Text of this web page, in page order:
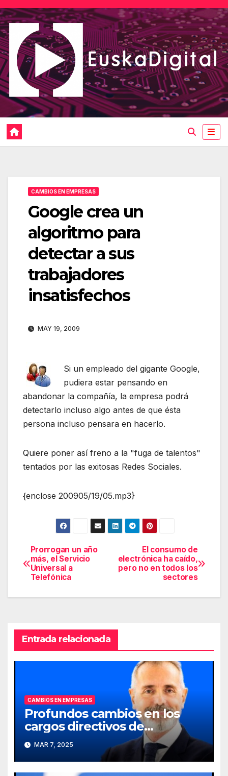
Saltar
al
contenido
CAMBIOS EN EMPRESAS
Google crea un
algoritmo para
detectar a sus
trabajadores
insatisfechos
MAY 19, 2009
Si un empleado del gigante Google,
pudiera estar pensando en
abandonar la compañía, la empresa podrá
detectarlo incluso algo antes de que ésta
persona incluso pensara en hacerlo.
Quiere poner así freno a la "fuga de talentos"
tentados por las exitosas Redes Sociales.
{enclose 200905/19/05.mp3}
Navegación
de
entradas
El consumo de
electrónica ha caído,
pero no en todos los
sectores
Prorrogan un año
más, el Servicio
Universal a
Telefónica
Entrada relacionada
CAMBIOS EN EMPRESAS
Profundos cambios en los
cargos directivos de
Telefónica
MAR 7, 2025